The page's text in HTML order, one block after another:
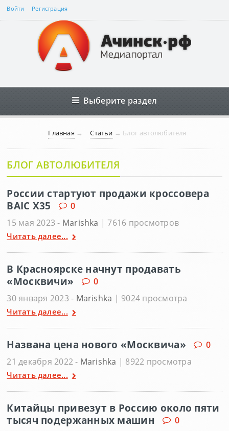
Войти Регистрация
Выберите раздел
Главная → Статьи → Блог автолюбителя
БЛОГ АВТОЛЮБИТЕЛЯ
России стартуют продажи кроссовера
BAIC X35
0
15 мая 2023 - Marishka | 7616 просмотров
Читать далее...
В Красноярске начнут продавать
«Москвичи»
0
30 января 2023 - Marishka | 9024 просмотра
Читать далее...
Названа цена нового «Москвича»
0
21 декабря 2022 - Marishka | 8922 просмотра
Читать далее...
Китайцы привезут в Россию около пяти
тысяч подержанных машин
0